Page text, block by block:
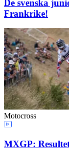
De svenska
Frankrike!
Motocross
MXGP: